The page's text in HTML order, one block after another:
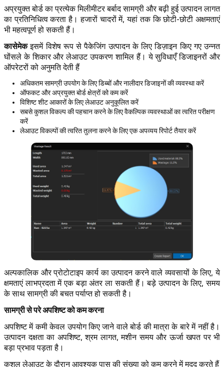
अप्रयुक्त बोर्ड का प्रत्येक मिलीमीटर बर्बाद सामग्री और बढ़ी हुई उत्पादन लागत
का प्रतिनिधित्व करता है। हजारों चादरों में, यहां तक कि छोटी-छोटी अक्षमताएं
भी महत्वपूर्ण हो सकती हैं।
कासेमेकइसमें विशेष रूप से पैकेजिंग उत्पादन के लिए डिज़ाइन किए गए उन्नत
घोंसले के शिकार और लेआउट उपकरण शामिल हैं। ये सुविधाएँ डिजाइनरों और
ऑपरेटरों को अनुमति देती हैं
अधिकतम सामग्री उपयोग के लिए डिब्बों और नालीदार डिजाइनों की व्यवस्था करें
ऑफकट और अप्रयुक्त बोर्ड क्षेत्रों को कम करें
विशिष्ट शीट आकारों के लिए लेआउट अनुकूलित करें
सबसे कुशल विकल्प की पहचान करने के लिए वैकल्पिक व्यवस्थाओं का त्वरित परीक्षण
करें
लेआउट विकल्पों की त्वरित तुलना करने के लिए एक अपव्यय रिपोर्ट तैयार करें
अल्पकालिक और प्रोटोटाइप कार्य का उत्पादन करने वाले व्यवसायों के लिए, ये
क्षमताएं लाभप्रदता में एक बड़ा अंतर ला सकती हैं। बड़े उत्पादन के लिए, समय
के साथ सामग्री की बचत पर्याप्त हो सकती है।
सामग्री से परे अपशिष्ट को कम करना
अपशिष्ट में कमी केवल उपयोग किए जाने वाले बोर्ड की मात्रा के बारे में नहीं है।
उत्पादन दक्षता का अपशिष्ट, श्रम लागत, मशीन समय और ऊर्जा खपत पर भी
बड़ा प्रभाव पड़ता है।
कुशल लेआउट के दौरान आवश्यक पास की संख्या को कम करने में मदद करते हैं